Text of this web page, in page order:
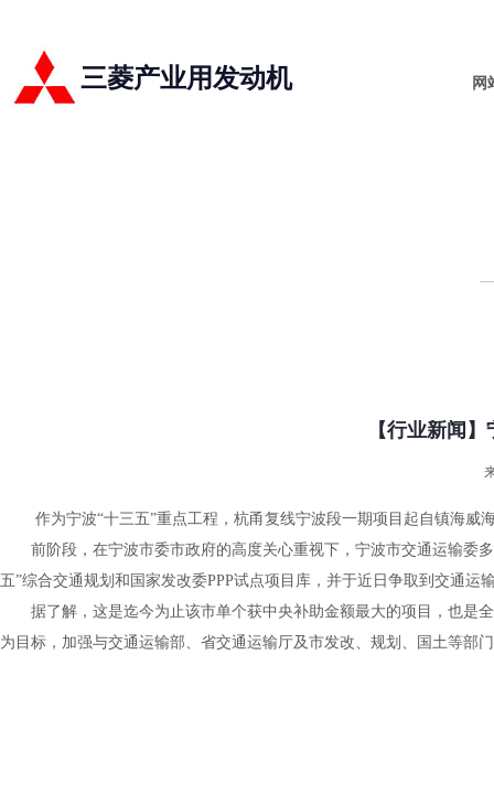
网
三菱产业用发动机
【行业新闻
作为宁波“十三五”重点工程，杭甬复线宁波段一期项目起自镇海威
前阶段，在宁波市委市政府的高度关心重视下，宁波市交通运输委多
五”综合交通规划和国家发改委PPP试点项目库，并于近日争取到交通运
据了解，这是迄今为止该市单个获中央补助金额最大的项目，也是
为目标，加强与交通运输部、省交通运输厅及市发改、规划、国土等部